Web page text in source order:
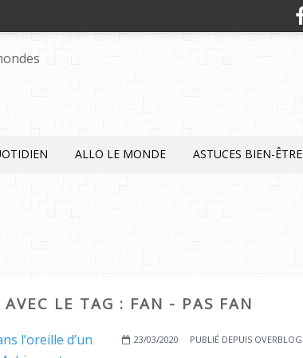
ALLO LE MONDE ASTUCES BIEN-ÊTRE
AVEC LE TAG : FAN - PAS FAN
23/03/2020 PUBLIÉ DEPUIS OVERBLOG